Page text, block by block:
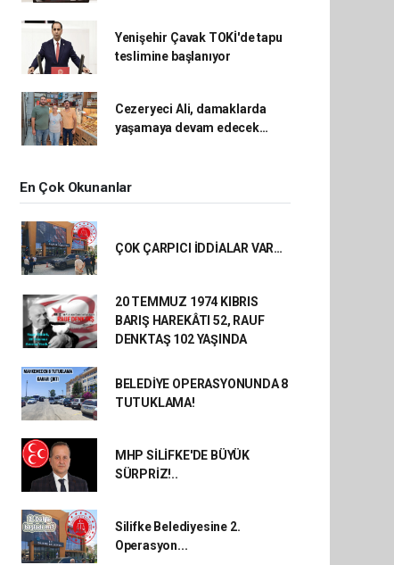
Yenişehir Çavak TOKİ'de tapu
teslimine başlanıyor
Cezeryeci Ali, damaklarda
yaşamaya devam edecek…
En Çok Okunanlar
ÇOK ÇARPICI İDDİALAR VAR…
20 TEMMUZ 1974 KIBRIS
BARIŞ HAREKÂTI 52, RAUF
DENKTAŞ 102 YAŞINDA
BELEDİYE OPERASYONUNDA 8
TUTUKLAMA!
MHP SİLİFKE'DE BÜYÜK
SÜRPRİZ!..
Silifke Belediyesine 2.
Operasyon...